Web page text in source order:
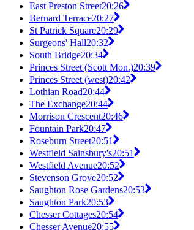
East Preston Street20:26
Bernard Terrace20:27
St Patrick Square20:29
Surgeons' Hall20:32
South Bridge20:34
Princes Street (Scott Mon.)20:39
Princes Street (west)20:42
Lothian Road20:44
The Exchange20:44
Morrison Crescent20:46
Fountain Park20:47
Roseburn Street20:51
Westfield Sainsbury's20:51
Westfield Avenue20:52
Stevenson Grove20:52
Saughton Rose Gardens20:53
Saughton Park20:53
Chesser Cottages20:54
Chesser Avenue20:55